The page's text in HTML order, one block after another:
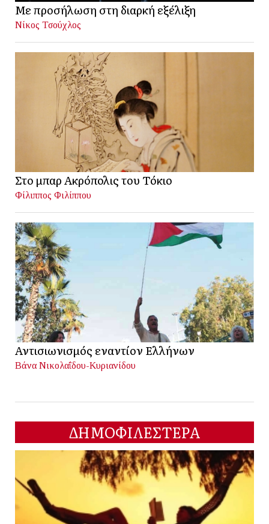
Με προσήλωση στη διαρκή εξέλιξη
Νίκος Τσούχλος
Στο μπαρ Ακρόπολις του Τόκιο
Φίλιππος Φιλίππου
Αντισιωνισμός εναντίον Ελλήνων
Βάνα Νικολαΐδου-Κυριανίδου
ΔΗΜΟΦΙΛΕΣΤΕΡΑ